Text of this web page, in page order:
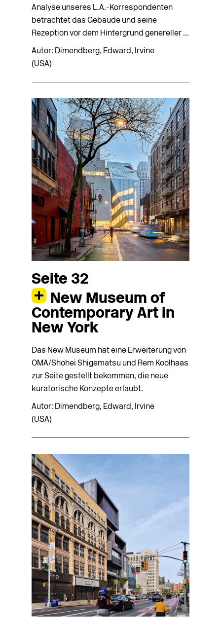
Analyse unseres L.A.-Korrespondenten
betrachtet das Gebäude und seine
Rezeption vor dem Hintergrund genereller ...
Autor: Dimendberg, Edward, Irvine
(USA)
Seite 32
New Museum of
Contemporary Art in
New York
Das New Museum hat eine Erwei­terung von
OMA/Shohei Shigematsu und Rem Koolhaas
zur Seite gestellt bekommen, die neue
kuratorische Konzepte erlaubt.
Autor: Dimendberg, Edward, Irvine
(USA)